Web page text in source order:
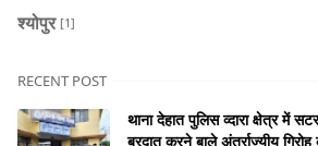
श्योपुर [1]
RECENT POST
थाना देहात पुलिस व्दारा क्षेत्र में
बरदात करने बाले अंतर्राज्यीय